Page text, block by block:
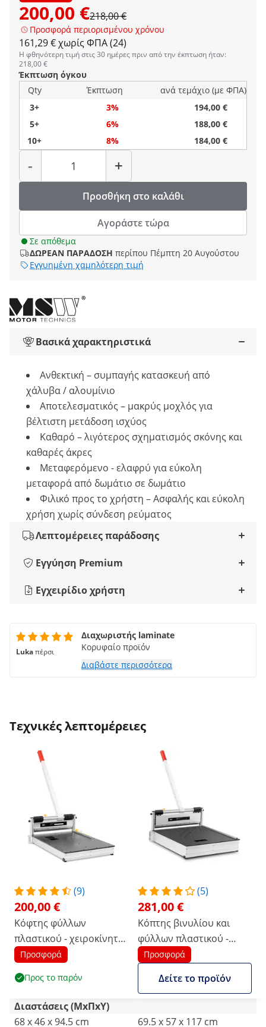
200,00 €218,00 €
Προσφορά περιορισμένου χρόνου
161,29 € χωρίς ΦΠΑ (24)
Η φθηνότερη τιμή στις 30 ημέρες πριν από την έκπτωση ήταν:
218,00 €
Έκπτωση όγκου
Qty
Έκπτωση
ανά τεμάχιο (με ΦΠΑ)
3+
3%
194,00 €
5+
6%
188,00 €
10+
8% 184,00 €
-
Ποσότητα
+
Προσθήκη στο καλάθι
Αγοράστε τώρα
Σε απόθεμα
ΔΩΡΕΑΝ ΠΑΡΑΔΟΣΗ περίπου Πέμπτη 20 Αυγούστου
Εγγυημένη χαμηλότερη τιμή
Βασικά χαρακτηριστικά
Ανθεκτική – συμπαγής κατασκευή από
χάλυβα / αλουμίνιο
Αποτελεσματικός – μακρύς μοχλός για
βέλτιστη μετάδοση ισχύος
Καθαρό – λιγότερος σχηματισμός σκόνης και
καθαρές άκρες
Μεταφερόμενο - ελαφρύ για εύκολη
μεταφορά από δωμάτιο σε δωμάτιο
Φιλικό προς το χρήστη – Ασφαλής και εύκολη
χρήση χωρίς σύνδεση ρεύματος
Λεπτομέρειες παράδοσης
Εγγύηση Premium
Εγχειρίδιο χρήστη
Lukaπέρσι
Διαχωριστής laminate
Κορυφαίο προϊόν
Διαβάστε περισσότερα
Τεχνικές λεπτομέρειες
(9)
200,00 €
Κόφτης φύλλων
πλαστικού - χειροκίνητο
- πάχος: 16mm - μετρητή
Προσφορά
Προς το παρόν
(5)
281,00 €
Κόπτης βινυλίου και
φύλλων πλαστικού -
χειροκίνητο - πάχος: 16
mm - μετρητής γωνίας -
490 mm - τροχοί
Προσφορά
Δείτε το προϊόν
Διαστάσεις (ΜxΠxΥ)
68 x 46 x 94.5 cm
69.5 x 57 x 117 cm